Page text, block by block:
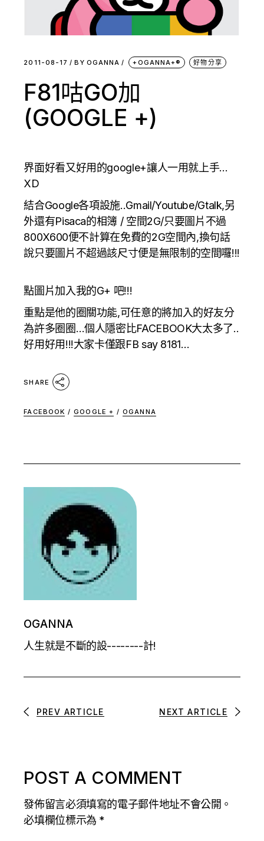
2011-08-17 BY OGANNA +OGANNA+® 好物分享
F81咕GO加
(GOOGLE +)
界面好看又好用的google+讓人一用就上手…
XD
結合Google各項設施..Gmail/Youtube/Gtalk,另
外還有Pisaca的相簿 / 空間2G/只要圖片不過
800X600便不計算在免費的2G空間內,換句話
說只要圖片不超過該尺寸便是無限制的空間囉!!!
點圖片加入我的G+ 吧!!!
重點是他的圈關功能,可任意的將加入的好友分
為許多圈圈…個人隱密比FACEBOOK大太多了..
好用好用!!!大家卡僅跟FB say 8181…
SHARE
FACEBOOK / GOOGLE + / OGANNA
OGANNA
人生就是不斷的設--------計!
PREV ARTICLE NEXT ARTICLE
POST A COMMENT
發佈留言必須填寫的電子郵件地址不會公開。
必填欄位標示為 *